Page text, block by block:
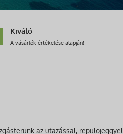
Kiváló
A vásárlók értékelése alapján!
az utazással, repülőjeggyel.